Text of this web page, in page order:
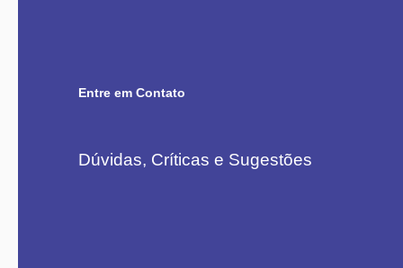
Entre em Contato
Dúvidas, Críticas e Sugestões